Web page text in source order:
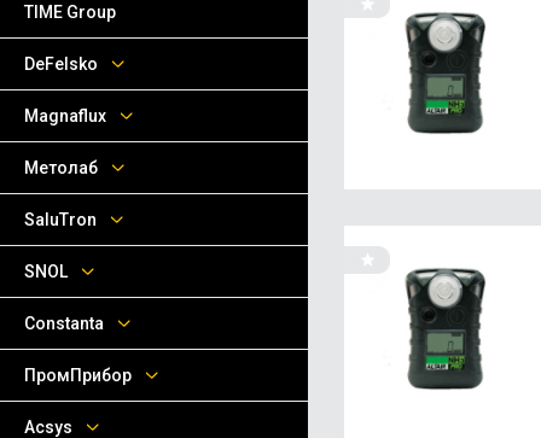
TIME Group
DeFelsko
Magnaflux
Метолаб
SaluTron
SNOL
Сonstanta
ПромПрибор
Acsys